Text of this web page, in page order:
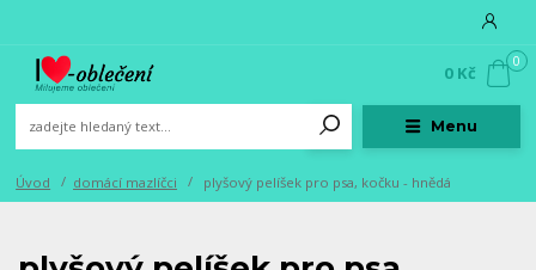
Menu
0
0 Kč
Úvod domácí mazlíčci plyšový pelíšek pro psa, kočku - hnědá